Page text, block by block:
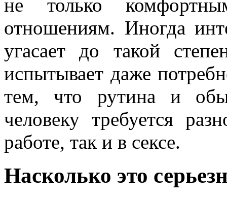
не только
отношениям. Иногда
угасает до такой
испытывает даже
тем, что рутина и
человеку требуется
работе, так и в сексе.
Насколько это